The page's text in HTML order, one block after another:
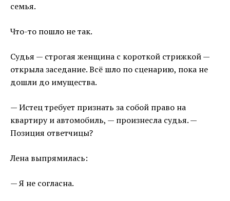
семья.
Что-то пошло не так.
Судья — строгая женщина с короткой стрижкой —
открыла заседание. Всё шло по сценарию, пока не
дошли до имущества.
— Истец требует признать за собой право на
квартиру и автомобиль, — произнесла судья. —
Позиция ответчицы?
Лена выпрямилась:
— Я не согласна.